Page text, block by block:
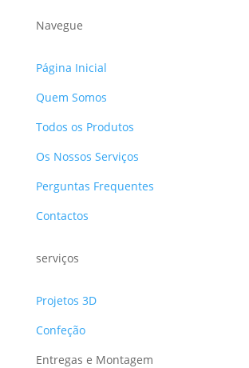
Navegue
Página Inicial
Quem Somos
Todos os Produtos
Os Nossos Serviços
Perguntas Frequentes
Contactos
serviços
Projetos 3D
Confeção
Entregas e Montagem